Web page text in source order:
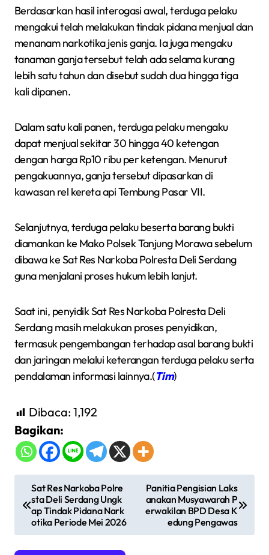
Berdasarkan hasil interogasi awal, terduga pelaku
mengakui telah melakukan tindak pidana menjual dan
menanam narkotika jenis ganja. Ia juga mengaku
tanaman ganja tersebut telah ada selama kurang
lebih satu tahun dan disebut sudah dua hingga tiga
kali dipanen.
Dalam satu kali panen, terduga pelaku mengaku
dapat menjual sekitar 30 hingga 40 ketengan
dengan harga Rp10 ribu per ketengan. Menurut
pengakuannya, ganja tersebut dipasarkan di
kawasan rel kereta api Tembung Pasar VII.
Selanjutnya, terduga pelaku beserta barang bukti
diamankan ke Mako Polsek Tanjung Morawa sebelum
dibawa ke Sat Res Narkoba Polresta Deli Serdang
guna menjalani proses hukum lebih lanjut.
Saat ini, penyidik Sat Res Narkoba Polresta Deli
Serdang masih melakukan proses penyidikan,
termasuk pengembangan terhadap asal barang bukti
dan jaringan melalui keterangan terduga pelaku serta
pendalaman informasi lainnya.(Tim)
Dibaca: 1,192
Bagikan:
a
Sat Res Narkoba Polre
sta Deli Serdang Ungk
ap Tindak Pidana Nark
otika Periode Mei 2026
Panitia Pengisian Laks
anakan Musyawarah P
erwakilan BPD Desa K
edung Pengawas